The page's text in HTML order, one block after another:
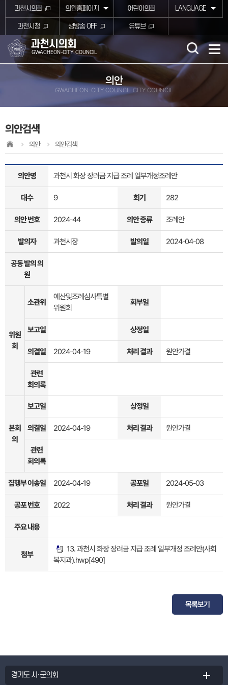
본문바로가기
과천시의회 의원홈페이지 어린이의회 LANGUAGE
과천시청 생방송 OFF 유튜브
과천시의회
GWACHEON-CITY COUNCIL
의안
GWACHEON-CITY COUNCIL CITY COUNCIL
의안검색
의안 의안검색
의안명 과천시 화장 장려금 지급 조례 일부개정조례안
대수 9 회기 282
의안 번호 2024-44 의안 종류 조례안
발의자 과천시장 발의일 2024-04-08
공동 발의 의
원
위원
회
소관위
예산및조례심사특별
위원회
회부일
보고일 상정일
의결일 2024-04-19 처리 결과 원안가결
관련
회의록
본회
의
보고일 상정일
의결일 2024-04-19 처리 결과 원안가결
관련
회의록
집행부 이송일 2024-04-19 공포일 2024-05-03
공포 번호 2022 처리 결과 원안가결
주요 내용
첨부
13. 과천시 화장 장려금 지급 조례 일부개정 조례안(사회
복지과).hwp[490]
목록보기
경기도 시·군의회